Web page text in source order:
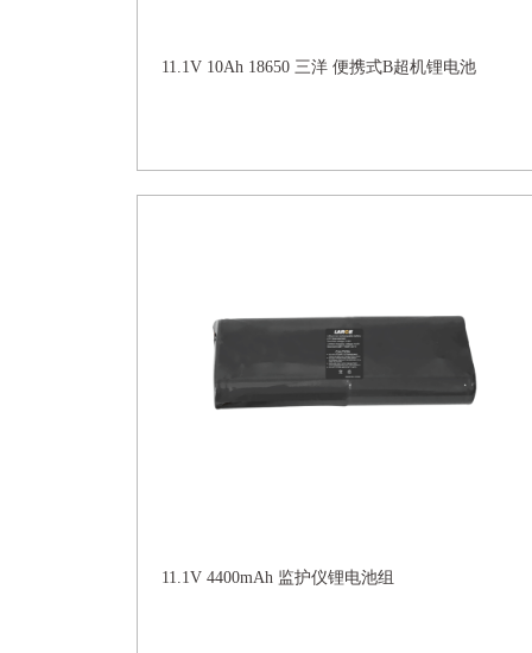
11.1V 10Ah 18650 三洋 便携式B超机锂电池
11.1V 4400mAh 监护仪锂电池组